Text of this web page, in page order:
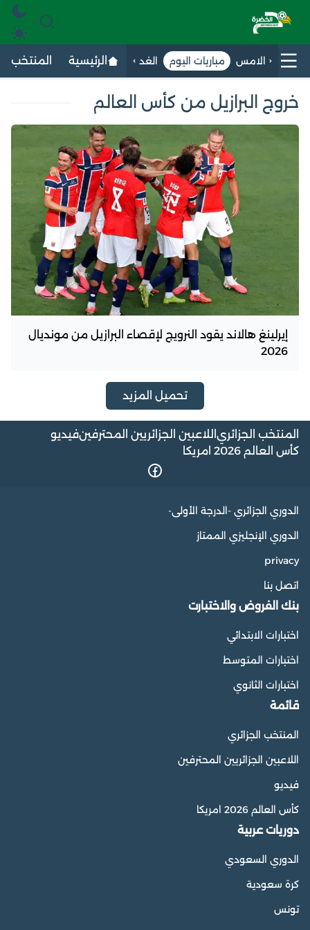
الامس مباريات اليوم الغد الرئيسية المنتخب
خروج البرازيل من كأس العالم
إيرلينغ هالاند يقود النرويج لإقصاء البرازيل من مونديال
2026
تحميل المزيد
المنتخب الجزائري اللاعبين الجزائريين المحترفينفيديو
كأس العالم 2026 امريكا
الدوري الجزائري -الدرجة الأولى-
الدوري الإنجليزي الممتاز
privacy
اتصل بنا
بنك الفروض والاختبارت
اختبارات الابتدائي
اختبارات المتوسط
اختبارات الثانوي
قائمة
المنتخب الجزائري
اللاعبين الجزائريين المحترفين
فيديو
كأس العالم 2026 امريكا
دوريات عربية
الدوري السعودي
كرة سعودية
تونس